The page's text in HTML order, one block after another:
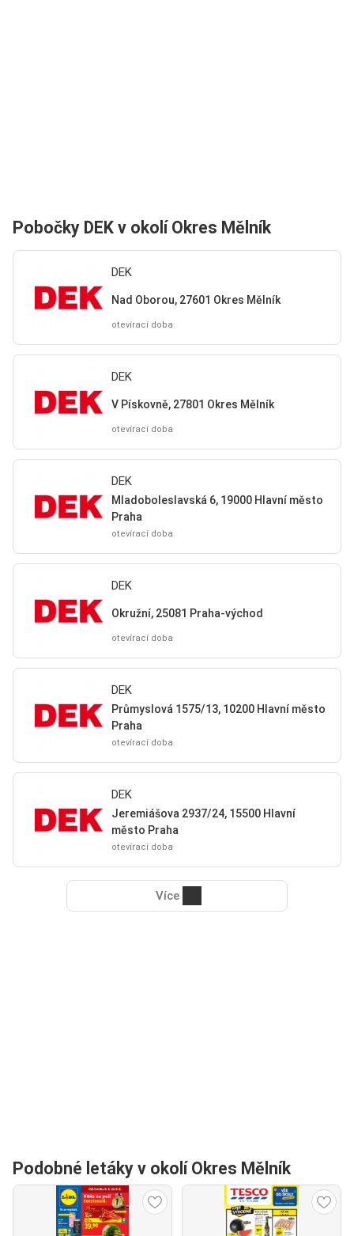
Pobočky DEK v okolí Okres Mělník
DEK
Nad Oborou, 27601 Okres Mělník
otevírací doba
DEK
V Pískovně, 27801 Okres Mělník
otevírací doba
DEK
Mladoboleslavská 6, 19000 Hlavní město
Praha
otevírací doba
DEK
Okružní, 25081 Praha-východ
otevírací doba
DEK
Průmyslová 1575/13, 10200 Hlavní město
Praha
otevírací doba
DEK
Jeremiášova 2937/24, 15500 Hlavní
město Praha
otevírací doba
Více
Podobné letáky v okolí Okres Mělník